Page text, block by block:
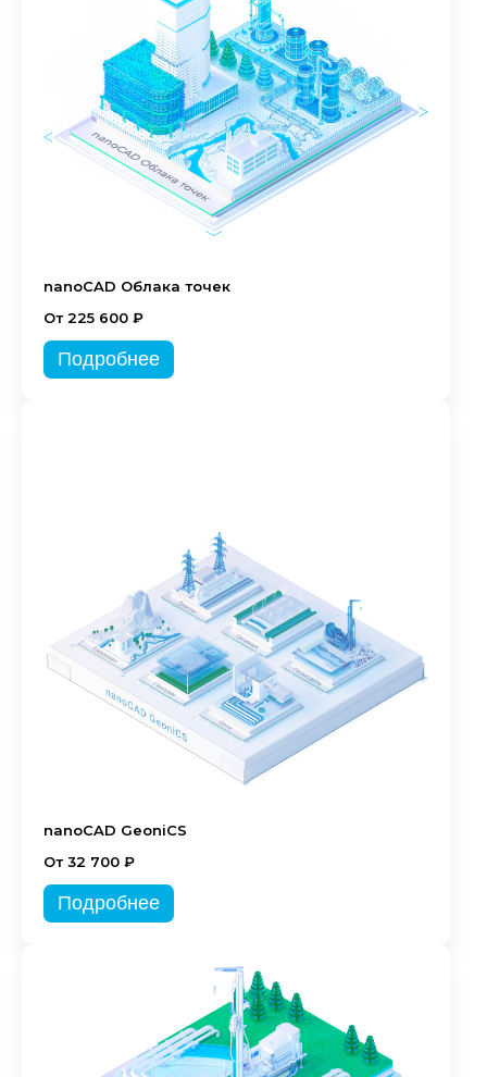
nanoCAD Облака точек
От 225 600 ₽
Подробнее
nanoCAD GeoniCS
От 32 700 ₽
Подробнее